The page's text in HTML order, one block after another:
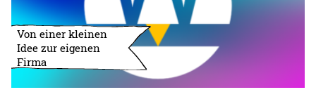
Von einer kleinen
Idee zur eigenen
Firma